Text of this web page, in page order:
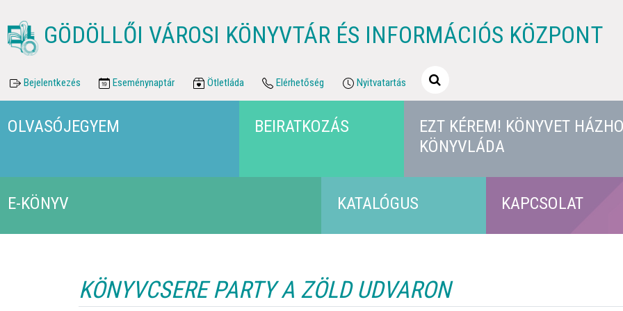
GÖDÖLLŐI VÁROSI KÖNYVTÁR ÉS INFORMÁCIÓS KÖZPONT
Bejelentkezés Eseménynaptár Ötletláda Elérhetőség Nyitvatartás
OLVASÓJEGYEM BEIRATKOZÁS
EZT KÉREM! KÖNYVET
KÖNYVLÁDA
E-KÖNYV KATALÓGUS KAPCSOLAT
KÖNYVCSERE PARTY A ZÖLD UDVARON